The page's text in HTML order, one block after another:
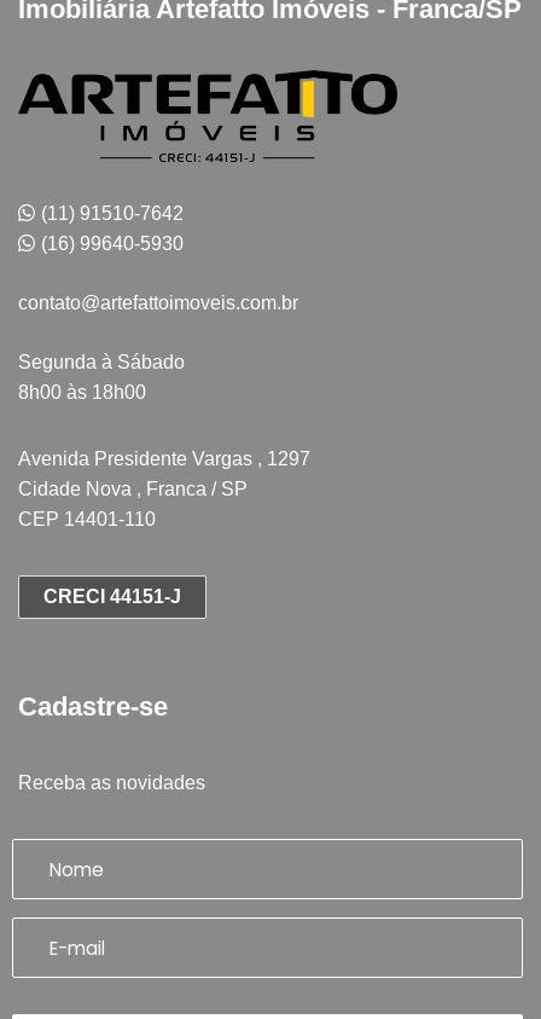
Imobiliária Artefatto Imóveis - Franca/SP
(11) 91510-7642
(16) 99640-5930
contato@artefattoimoveis.com.br
Segunda à Sábado
8h00 às 18h00
Avenida Presidente Vargas , 1297
Cidade Nova , Franca / SP
CEP 14401-110
CRECI 44151-J
Cadastre-se
Receba as novidades